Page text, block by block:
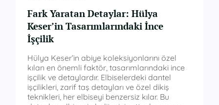
Fark Yaratan Detaylar: Hülya
Keser’in Tasarımlarındaki İnce
İşçilik
Hülya Keser’in abiye koleksiyonlarını özel
kılan en önemli faktör, tasarımlarındaki ince
işçilik ve detaylardır. Elbiselerdeki dantel
işçilikleri, zarif taş detayları ve özel dikiş
teknikleri, her elbiseyi benzersiz kılar. Bu